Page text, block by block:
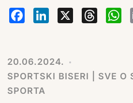
X
20.06.2024.
SPORTSKI BISERI | SVE O
SPORTA